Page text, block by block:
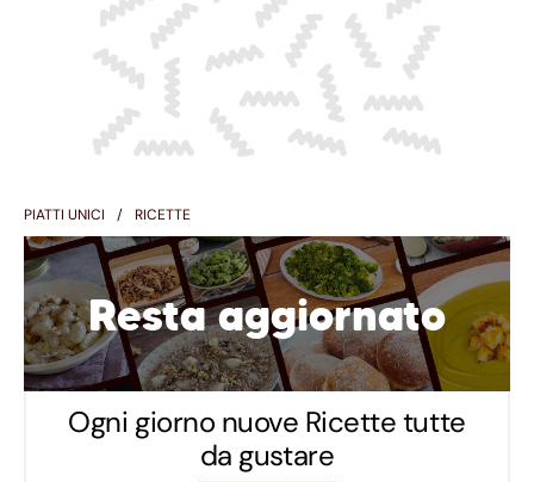
PIATTI UNICI RICETTE
Resta aggiornato
Ogni giorno nuove Ricette tutte
da gustare